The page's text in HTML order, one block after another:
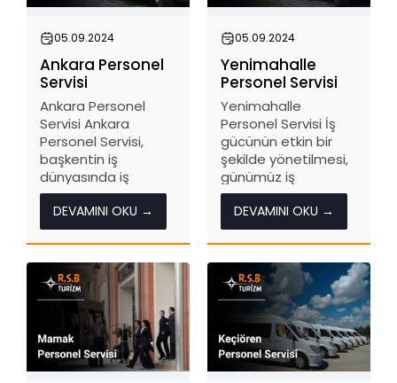
05.09.2024
Ankara Personel
Servisi
Ankara Personel
Servisi Ankara
Personel Servisi,
başkentin iş
dünyasında iş
gücünün verimli bir
şekilde yönetilmesi
için kritik bir
hizmettir. Şehirdeki
işletmelerin,
çalışanlarını güvenli,
konforlu ve
zamanında iş
yerlerine ulaştırmak
için ihtiyaç duyduğu
profesyonel bir
DEVAMINI OKU →
05.09.2024
Yenimahalle
Personel Servisi
Yenimahalle
Personel Servisi İş
gücünün etkin bir
şekilde yönetilmesi,
günümüz iş
dünyasında başarılı
olmanın
anahtarlarından
biridir. Yenimahalle
Personel Servisi,
çalışanların iş
yerlerine güvenli ve
zamanında ulaşımını
sağlamak için kritik
bir hizmet sunar. RSB
Turizm, bu...
DEVAMINI OKU →